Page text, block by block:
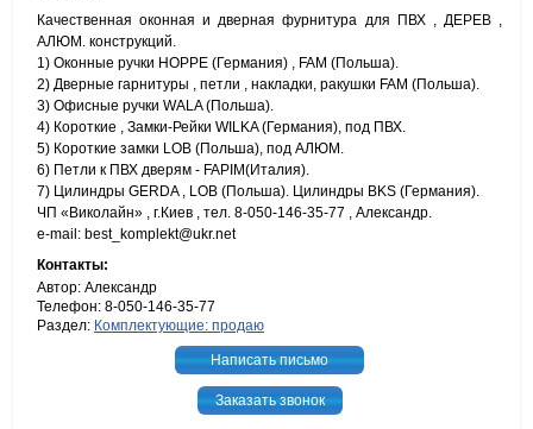
Качественная оконная и дверная фурнитура для ПВХ , ДЕРЕВ ,
АЛЮМ. конструкций.
1) Оконные ручки HOPPE (Германия) , FAM (Польша).
2) Дверные гарнитуры , петли , накладки, ракушки FAM (Польша).
3) Офисные ручки WALA (Польша).
4) Короткие , Замки-Рейки WILKA (Германия), под ПВХ.
5) Короткие замки LOB (Польша), под АЛЮМ.
6) Петли к ПВХ дверям - FAPIM(Италия).
7) Цилиндры GERDA , LOB (Польша). Цилиндры BKS (Германия).
ЧП «Виколайн» , г.Киев , тел. 8-050-146-35-77 , Александр.
e-mail: best_komplekt@ukr.net
Контакты:
Автор: Александр
Телефон: 8-050-146-35-77
Раздел: Комплектующие: продаю
Написать письмо
Заказать звонок